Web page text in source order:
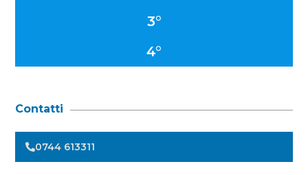
3°
4°
Contatti
0744 613311